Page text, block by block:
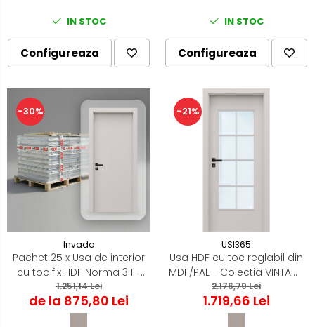
IN STOC
Configureaza
IN STOC
Configureaza
-30%
Invado
Pachet 25 x Usa de interior
cu toc fix HDF Norma 3.1 -
Casmir Mat
1.251,14 Lei
de la 875,80 Lei
-21%
USI365
Usa HDF cu toc reglabil din
MDF/PAL - Colectia VINTAGE
5.4 - Culoare Casmir
2.176,79 Lei
1.719,66 Lei